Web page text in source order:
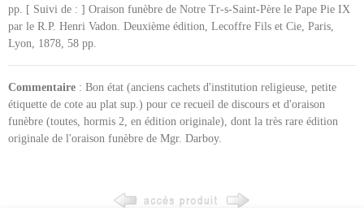
pp. [ Suivi de : ] Oraison funèbre de Notre Tr-s-Saint-Père le Pape Pie IX
par le R.P. Henri Vadon. Deuxième édition, Lecoffre Fils et Cie, Paris,
Lyon, 1878, 58 pp.
Commentaire : Bon état (anciens cachets d'institution religieuse, petite
étiquette de cote au plat sup.) pour ce recueil de discours et d'oraison
funèbre (toutes, hormis 2, en édition originale), dont la très rare édition
originale de l'oraison funèbre de Mgr. Darboy.